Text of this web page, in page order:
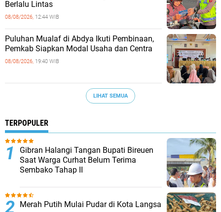
Berlalu Lintas
08/08/2026, 12:44 WIB
Puluhan Mualaf di Abdya Ikuti Pembinaan,
Pemkab Siapkan Modal Usaha dan Centra
08/08/2026, 19:40 WIB
LIHAT SEMUA
TERPOPULER
Gibran Halangi Tangan Bupati Bireuen
Saat Warga Curhat Belum Terima
Sembako Tahap II
Merah Putih Mulai Pudar di Kota Langsa